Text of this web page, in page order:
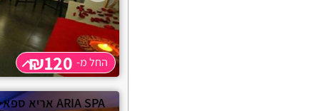
החל מ- ₪120
שעה
החל מ- ₪120
ARIA SPA אריא ספא